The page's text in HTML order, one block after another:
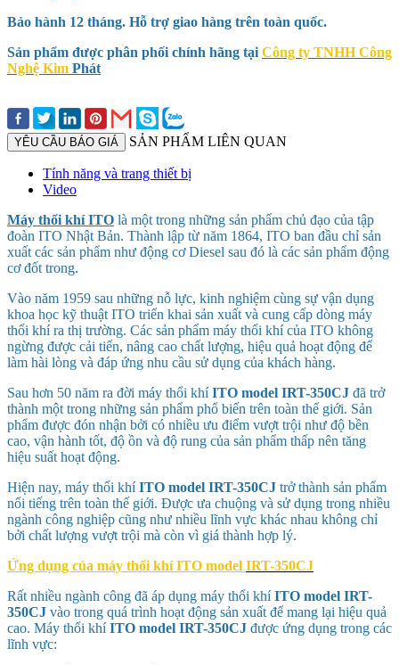
Bảo hành 12 tháng. Hỗ trợ giao hàng trên toàn quốc.
Sản phẩm được phân phối chính hãng tại Công ty TNHH Công
Nghệ Kim Phát
YÊU CẦU BÁO GIÁ SẢN PHẨM LIÊN QUAN
Tính năng và trang thiết bị
Video
Máy thổi khí ITO là một trong những sản phẩm chủ đạo của tập
đoàn ITO Nhật Bản. Thành lập từ năm 1864, ITO ban đầu chỉ sản
xuất các sản phẩm như động cơ Diesel sau đó là các sản phẩm động
cơ đốt trong.
Vào năm 1959 sau những nỗ lực, kinh nghiệm cùng sự vận dụng
khoa học kỹ thuật ITO triển khai sản xuất và cung cấp dòng máy
thổi khí ra thị trường. Các sản phẩm máy thổi khí của ITO không
ngừng được cải tiến, nâng cao chất lượng, hiệu quả hoạt động để
làm hài lòng và đáp ứng nhu cầu sử dụng của khách hàng.
Sau hơn 50 năm ra đời máy thổi khíITO model IRT-350CJ đã trở
thành một trong những sản phẩm phổ biến trên toàn thế giới. Sản
phẩm được đón nhận bởi có nhiều ưu điểm vượt trội như độ bền
cao, vận hành tốt, độ ồn và độ rung của sản phẩm thấp nên tăng
hiệu suất hoạt động.
Hiện nay, máy thổi khíITO model IRT-350CJ trở thành sản phẩm
nổi tiếng trên toàn thế giới. Được ưa chuộng và sử dụng trong nhiều
ngành công nghiệp cũng như nhiều lĩnh vực khác nhau không chỉ
bởi chất lượng vượt trội mà còn vì giá thành hợp lý.
Ứng dụng của máy thổi khí ITO model IRT-350CJ
Rất nhiều ngành công đã áp dụng máy thổi khíITO model IRT-
350CJ vào trong quá trình hoạt động sản xuất để mang lại hiệu quả
cao. Máy thổi khíITO model IRT-350CJ được ứng dụng trong các
lĩnh vực: